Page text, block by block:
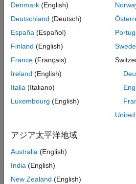
データ モデルは単純な指数です。
1+v2ev
x
は入力データ、
は係数の複素数値ベクトルです。ゴー
x
から
を推定することです。データ モデル
Denmark (English)
Deutschland (Deutsch)
España (Español)
Finland (English)
France (Français)
Ireland (English)
Italia (Italiano)
Luxembourg (English)
アジア太平洋地域
Australia (English)
India (English)
New Zealand (English)